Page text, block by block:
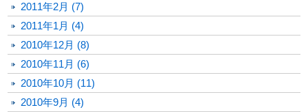
2011年2月 (7)
2011年1月 (4)
2010年12月 (8)
2010年11月 (6)
2010年10月 (11)
2010年9月 (4)